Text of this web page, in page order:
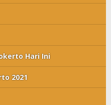
Hari Ini
2021